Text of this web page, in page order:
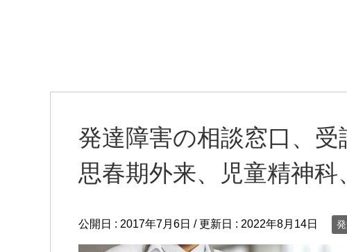
発達障害の相談窓口、
思春期外来、児童精神科
公開日 : 2017年7月6日 / 更新日 : 2022年8月14日